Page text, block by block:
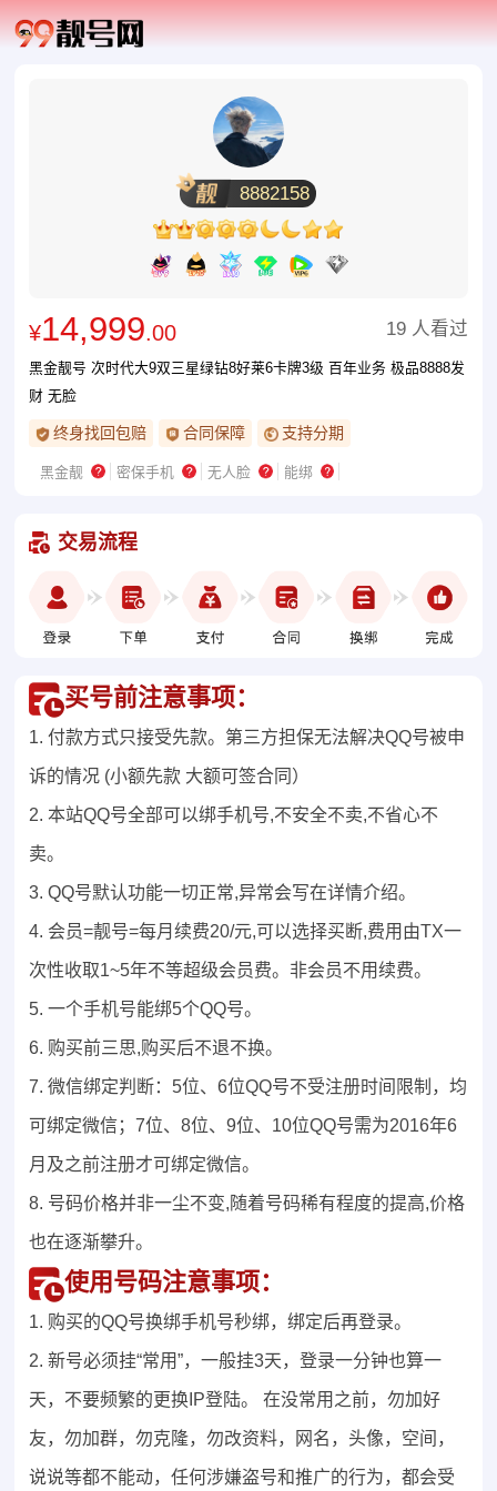
8882158
¥14,999.00 19 人看过
黑金靓号 次时代大9双三星绿钻8好莱6卡牌3级 百年业务 极品8888发
财 无脸
终身找回包赔 合同保障 支持分期
黑金靓 密保手机 无人脸 能绑
交易流程
买号前注意事项：
1. 付款方式只接受先款。第三方担保无法解决QQ号被申
诉的情况 (小额先款 大额可签合同）
2. 本站QQ号全部可以绑手机号,不安全不卖,不省心不
卖。
3. QQ号默认功能一切正常,异常会写在详情介绍。
4. 会员=靓号=每月续费20/元,可以选择买断,费用由TX一
次性收取1~5年不等超级会员费。非会员不用续费。
5. 一个手机号能绑5个QQ号。
6. 购买前三思,购买后不退不换。
7. 微信绑定判断：5位、6位QQ号不受注册时间限制，均
可绑定微信；7位、8位、9位、10位QQ号需为2016年6
月及之前注册才可绑定微信。
8. 号码价格并非一尘不变,随着号码稀有程度的提高,价格
也在逐渐攀升。
使用号码注意事项：
1. 购买的QQ号换绑手机号秒绑，绑定后再登录。
2. 新号必须挂“常用”，一般挂3天，登录一分钟也算一
天，不要频繁的更换IP登陆。 在没常用之前，勿加好
友，勿加群，勿克隆，勿改资料，网名，头像，空间，
说说等都不能动，任何涉嫌盗号和推广的行为，都会受